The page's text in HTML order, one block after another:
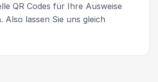
QR Codes für Ihre Ausweise
Also lassen Sie uns gleich